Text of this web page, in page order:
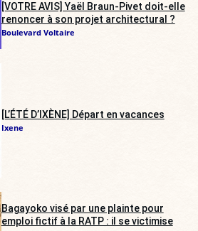
[VOTRE AVIS] Yaël Braun-Pivet doit-elle
renoncer à son projet architectural ?
Boulevard Voltaire
[L’ÉTÉ D’IXÈNE] Départ en vacances
Ixene
Bagayoko visé par une plainte pour
emploi fictif à la RATP : il se victimise